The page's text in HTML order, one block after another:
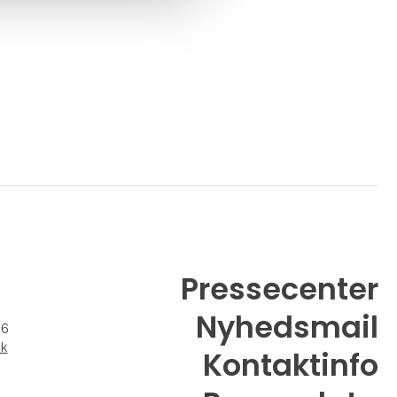
Pressecenter
Nyhedsmail
Kontaktinfo